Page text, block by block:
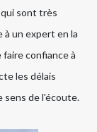
sont très
un expert en la
confiance à
les délais
sens de l'écoute.